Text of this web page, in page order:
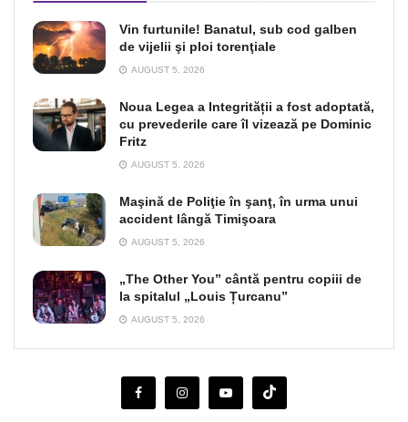
Vin furtunile! Banatul, sub cod galben
de vijelii şi ploi torenţiale
AUGUST 5, 2026
Noua Legea a Integrității a fost adoptată,
cu prevederile care îl vizează pe Dominic
Fritz
AUGUST 5, 2026
Maşină de Poliţie în şanţ, în urma unui
accident lângă Timişoara
AUGUST 5, 2026
„The Other You” cântă pentru copiii de
la spitalul „Louis Țurcanu”
AUGUST 5, 2026